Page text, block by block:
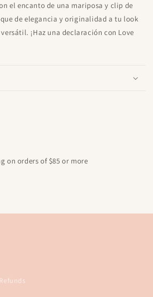
el encanto de una mariposa y clip de
de elegancia y originalidad a tu look
¡Haz una declaración con Love
on orders of $85 or more